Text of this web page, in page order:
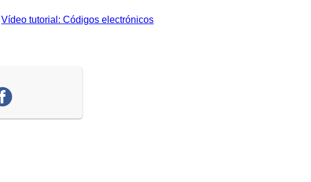
Vídeo tutorial: Códigos electrónicos